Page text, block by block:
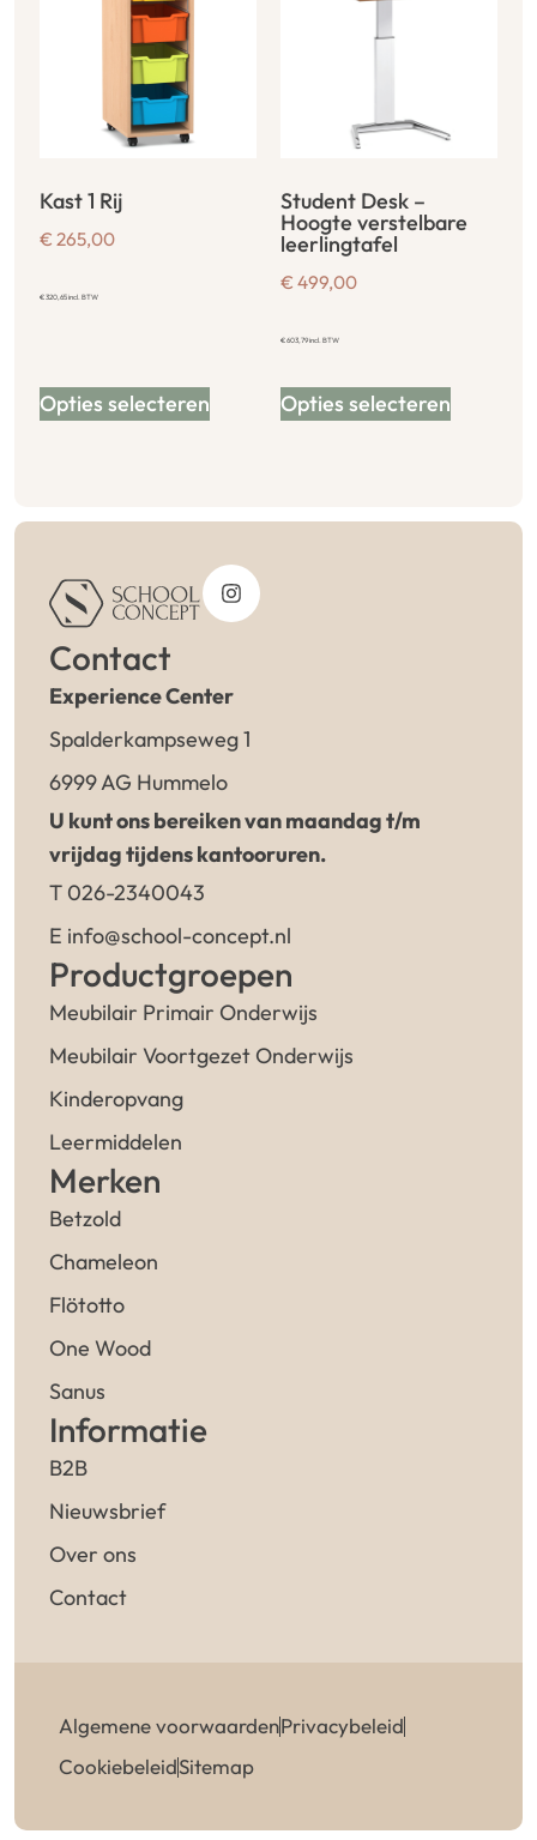
Kast 1 Rij
€ 265,00
€320,65incl. BTW
Opties selecteren
Student Desk –
Hoogte verstelbare
leerlingtafel
€ 499,00
€603,79incl. BTW
Opties selecteren
Contact
Experience Center
Spalderkampseweg 1
6999 AG Hummelo
U kunt ons bereiken van maandag t/m
vrijdag tijdens kantooruren.
T 026-2340043
E info@school-concept.nl
Productgroepen
Meubilair Primair Onderwijs
Meubilair Voortgezet Onderwijs
Kinderopvang
Leermiddelen
Merken
Betzold
Chameleon
Flötotto
One Wood
Sanus
Informatie
B2B
Nieuwsbrief
Over ons
Contact
Algemene voorwaardenPrivacybeleid
CookiebeleidSitemap